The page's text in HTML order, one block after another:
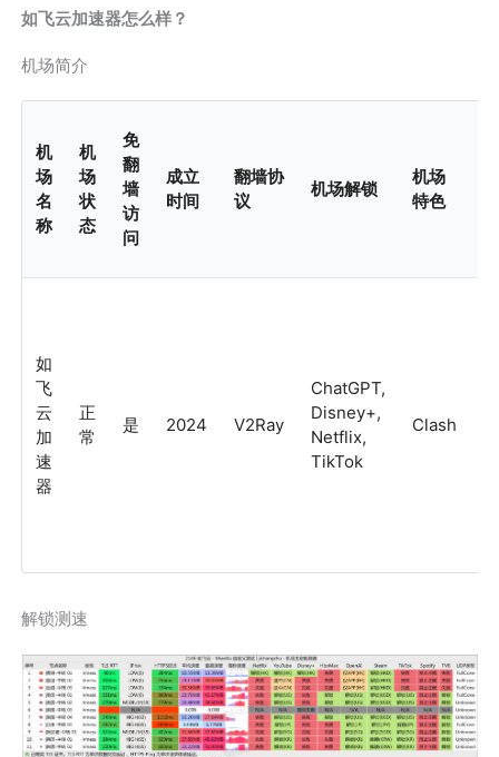
如飞云加速器怎么样？
机场简介
机
场
名
称
机
场
状
态
免
翻
墙
访
问
成立
时间
翻墙协
议
机场解锁
机场
特色
如
飞
云
加
速
器
正
常
是 2024 V2Ray
ChatGPT,
Disney+,
Netflix,
TikTok
Clash
解锁测速